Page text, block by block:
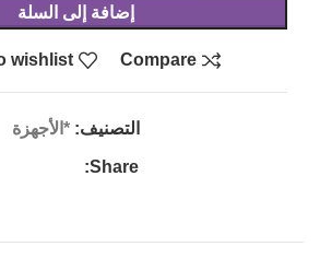
إضافة إلى السلة
Compare
wishlist
التصنيف: *الأجهزة
Share: